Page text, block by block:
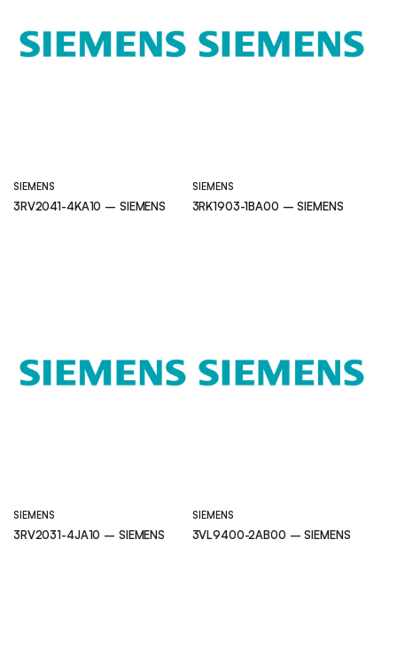
SIEMENS
3RV2041-4KA10 – SIEMENS
SIEMENS
3RK1903-1BA00 – SIEMENS
SIEMENS
3RV2031-4JA10 – SIEMENS
SIEMENS
3VL9400-2AB00 – SIEMENS